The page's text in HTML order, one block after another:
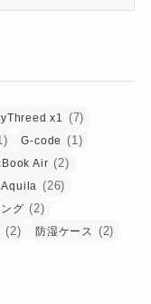
x1 (7)
G-code (1)
Air (2)
(26)
グ (2)
(2) 防湿ケース (2)